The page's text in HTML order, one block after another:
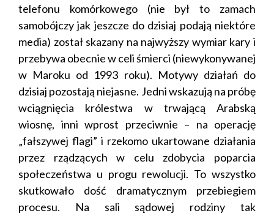
telefonu komórkowego (nie był to zamach
samobójczy jak jeszcze do dzisiaj podają niektóre
media) został skazany na najwyższy wymiar kary i
przebywa obecnie w celi śmierci (niewykonywanej
w Maroku od 1993 roku). Motywy działań do
dzisiaj pozostają niejasne. Jedni wskazują na próbę
wciągnięcia królestwa w trwającą Arabską
wiosnę, inni wprost przeciwnie – na operację
„fałszywej flagi” i rzekomo ukartowane działania
przez rządzących w celu zdobycia poparcia
społeczeństwa u progu rewolucji. To wszystko
skutkowało dość dramatycznym przebiegiem
procesu. Na sali sądowej rodziny tak